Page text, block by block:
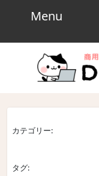
Menu
カテゴリー:
タグ: